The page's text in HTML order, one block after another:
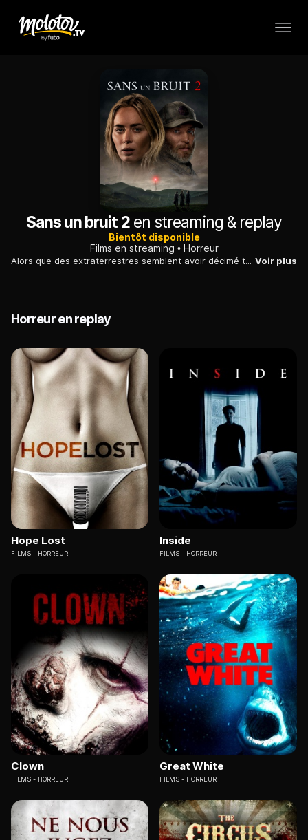
Sans un bruit 2en streaming & replay
Bientôt disponible
Films en streaming
Horreur
Alors que des extraterrestres semblent avoir décimé toute l'espèce humaine, une famille tente de survivre sans faire de bruit et tombe sur des survivants. Voir plus
Horreur en replay
Hope Lost
FILMS HORREUR
Inside
FILMS HORREUR
Clown
FILMS HORREUR
Great White
FILMS HORREUR